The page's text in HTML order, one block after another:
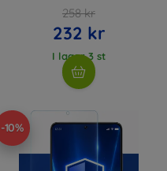
258 kr
232 kr
I lager 3 st
-10%